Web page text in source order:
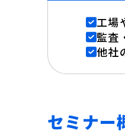
工場
監査
他社
セミナー